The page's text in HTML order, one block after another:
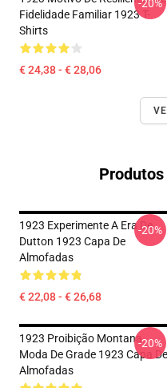
Fidelidade Familiar 1923 T-
Shirts
€ 24,38 - € 28,06
-20%
1923 Experimente A Era De
Dutton 1923 Capa De
Almofadas
€ 22,08 - € 26,68
-20%
1923 Proibição Montana
Moda De Grade 1923 Capa De
Almofadas
-20%